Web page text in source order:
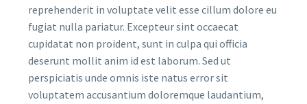
reprehenderit in voluptate velit esse cillum dolore eu
fugiat nulla pariatur. Excepteur sint occaecat
cupidatat non proident, sunt in culpa qui officia
deserunt mollit anim id est laborum. Sed ut
perspiciatis unde omnis iste natus error sit
voluptatem accusantium doloremque laudantium,